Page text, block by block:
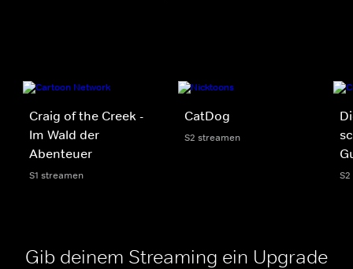
Craig of the Creek -
Im Wald der
Abenteuer
S1 streamen
CatDog
S2 streamen
Gib deinem Streaming ein Upgrade